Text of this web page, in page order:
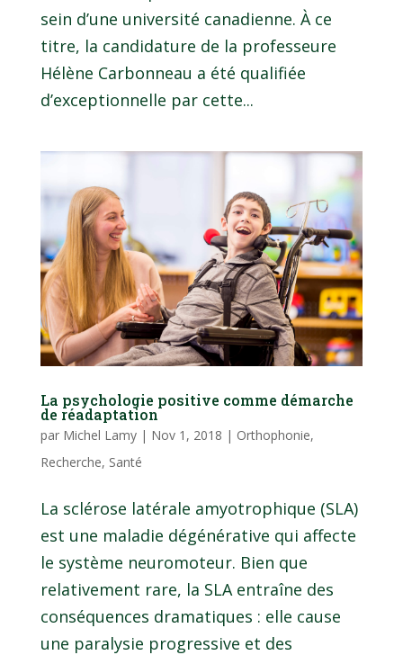
sein d’une université canadienne. À ce
titre, la candidature de la professeure
Hélène Carbonneau a été qualifiée
d’exceptionnelle par cette...
La psychologie positive comme démarche
de réadaptation
par Michel Lamy| Nov 1, 2018 | Orthophonie,
Recherche, Santé
La sclérose latérale amyotrophique (SLA)
est une maladie dégénérative qui affecte
le système neuromoteur. Bien que
relativement rare, la SLA entraîne des
conséquences dramatiques : elle cause
une paralysie progressive et des